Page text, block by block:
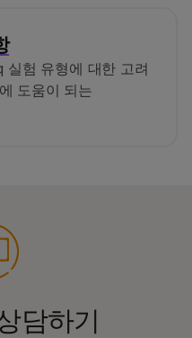
실험 유형에 대한 고려
도움이 되는
담하기